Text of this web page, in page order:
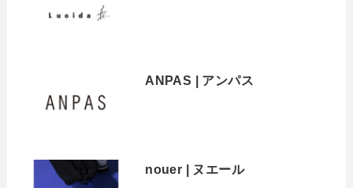
ANPAS | アンパス
nouer | ヌエール